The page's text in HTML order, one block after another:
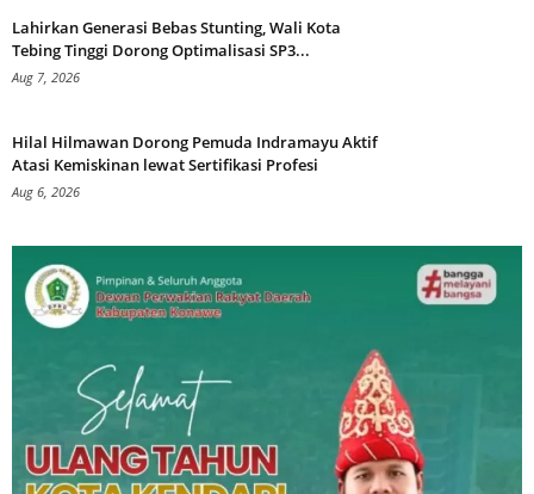
Lahirkan Generasi Bebas Stunting, Wali Kota
Tebing Tinggi Dorong Optimalisasi SP3...
Aug 7, 2026
Hilal Hilmawan Dorong Pemuda Indramayu Aktif
Atasi Kemiskinan lewat Sertifikasi Profesi
Aug 6, 2026